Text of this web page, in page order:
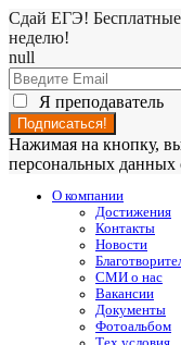
Сдай ЕГЭ!
неделю!
null
Я преподаватель
Нажимая на кнопку, вы
персональных данных
О компании
Достижения
Контакты
Новости
СМИ о нас
Вакансии
Документы
Фотоальбом